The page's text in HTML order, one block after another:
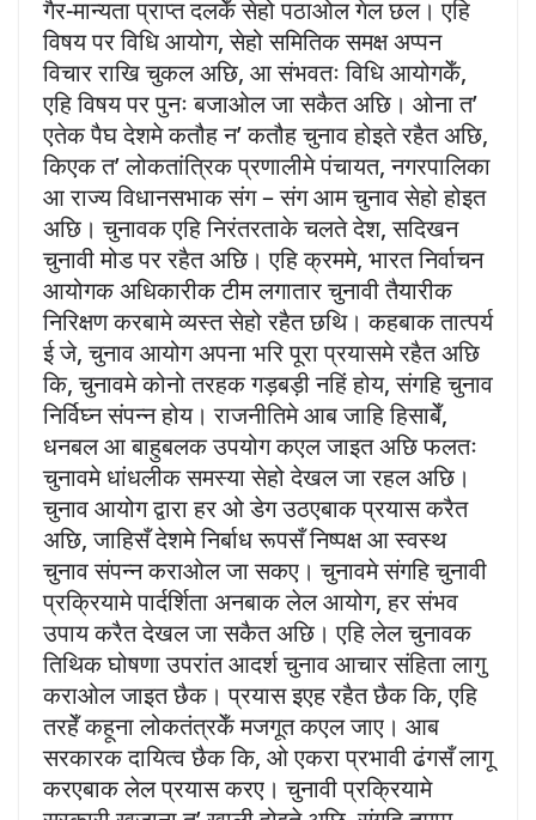
गैर-मान्यता प्राप्त दलकेँ सेहो पठाओल गेल छल। एहि
विषय पर विधि आयोग, सेहो समितिक समक्ष अप्पन
विचार राखि चुकल अछि, आ संभवतः विधि आयोगकेँ,
एहि विषय पर पुनः बजाओल जा सकैत अछि। ओना त’
एतेक पैघ देशमे कतौह न’ कतौह चुनाव होइते रहैत अछि,
किएक त’ लोकतांत्रिक प्रणालीमे पंचायत, नगरपालिका
आ राज्य विधानसभाक संग – संग आम चुनाव सेहो होइत
अछि। चुनावक एहि निरंतरताके चलते देश, सदिखन
चुनावी मोड पर रहैत अछि। एहि क्रममे, भारत निर्वाचन
आयोगक अधिकारीक टीम लगातार चुनावी तैयारीक
निरिक्षण करबामे व्यस्त सेहो रहैत छथि। कहबाक तात्पर्य
ई जे, चुनाव आयोग अपना भरि पूरा प्रयासमे रहैत अछि
कि, चुनावमे कोनो तरहक गड़बड़ी नहिं होय, संगहि चुनाव
निर्विघ्न संपन्न होय। राजनीतिमे आब जाहि हिसाबेँ,
धनबल आ बाहुबलक उपयोग कएल जाइत अछि फलतः
चुनावमे धांधलीक समस्या सेहो देखल जा रहल अछि।
चुनाव आयोग द्वारा हर ओ डेग उठएबाक प्रयास करैत
अछि, जाहिसँ देशमे निर्बाध रूपसँ निष्पक्ष आ स्वस्थ
चुनाव संपन्न कराओल जा सकए। चुनावमे संगहि चुनावी
प्रक्रियामे पार्दर्शिता अनबाक लेल आयोग, हर संभव
उपाय करैत देखल जा सकैत अछि। एहि लेल चुनावक
तिथिक घोषणा उपरांत आदर्श चुनाव आचार संहिता लागु
कराओल जाइत छैक। प्रयास इएह रहैत छैक कि, एहि
तरहेँ कहूना लोकतंत्रकेँ मजगूत कएल जाए। आब
सरकारक दायित्व छैक कि, ओ एकरा प्रभावी ढंगसँ लागू
करएबाक लेल प्रयास करए। चुनावी प्रक्रियामे